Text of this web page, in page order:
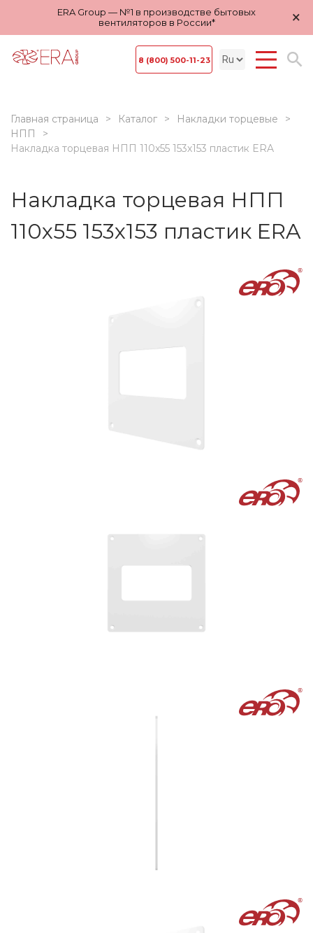
ERA Group — №1 в производстве бытовых
вентиляторов в России*
×
8 (800) 500-11-23
Главная страница Каталог
Накладки торцевые
НПП
Накладка торцевая НПП 110x55 153х153 пластик ERA
Накладка торцевая НПП
110x55 153х153 пластик ERA